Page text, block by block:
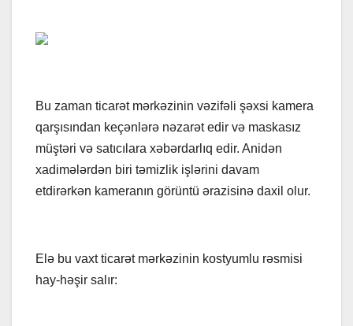
Bu zaman ticarət mərkəzinin vəzifəli şəxsi kamera
qarşısından keçənlərə nəzarət edir və maskasız
müştəri və satıcılara xəbərdarlıq edir. Anidən
xadimələrdən biri təmizlik işlərini davam
etdirərkən kameranın görüntü ərazisinə daxil olur.
Elə bu vaxt ticarət mərkəzinin kostyumlu rəsmisi
hay-həşir salır: